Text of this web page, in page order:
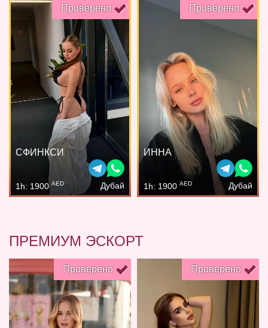
Проверено
СФИНКСИ
1h: 1900 AED Дубай
Проверено
ИННА
1h: 1900 AED Дубай
ПРЕМИУМ ЭСКОРТ
Проверено Проверено